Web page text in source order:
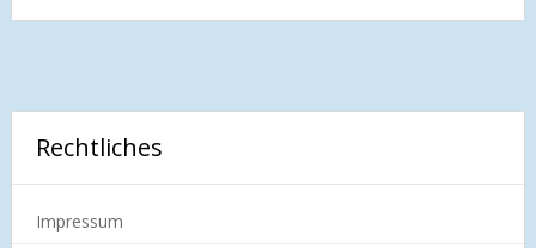
Rechtliches
Impressum